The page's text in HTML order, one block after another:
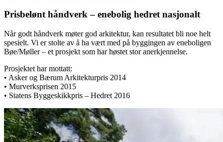
Prisbelønt håndverk – enebolig hedret nasjonalt
Når godt håndverk møter god arkitektur, kan resultatet bli noe helt
spesielt. Vi er stolte av å ha vært med på byggingen av eneboligen
Bøe/Møller – et prosjekt som har høstet stor anerkjennelse.
Prosjektet har mottatt:
• Asker og Bærum Arkitekturpris 2014
• Murverksprisen 2015
• Statens Byggeskikkpris – Hedret 2016